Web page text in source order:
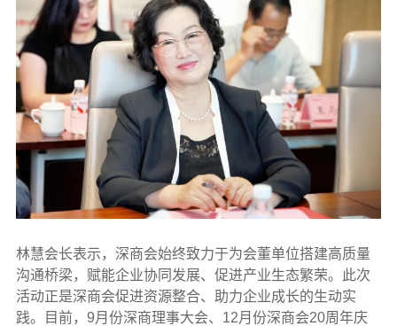
林慧会长表示，深商会始终致力于为会董单位搭建高质量
沟通桥梁，赋能企业协同发展、促进产业生态繁荣。此次
活动正是深商会促进资源整合、助力企业成长的生动实
践。目前，9月份深商理事大会、12月份深商会20周年庆